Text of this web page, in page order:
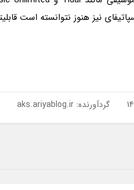
گردآورنده: aks.ariyablog.ir